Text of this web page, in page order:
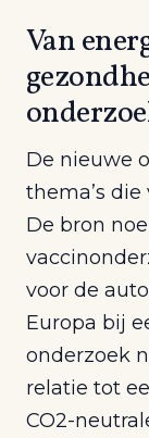
Van
De nieuwe
thema’s
De bron
voor de
Europa bij
onderzoek
relatie tot
CO2-